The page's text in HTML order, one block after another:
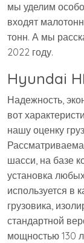
мы уделим
входят
тонн. А мы
2022 году.
Hyundai
Надежность,
вот
нашу оценку
шасси, на базе
установка
используется в
грузовика,
стандартной
мощностью 130